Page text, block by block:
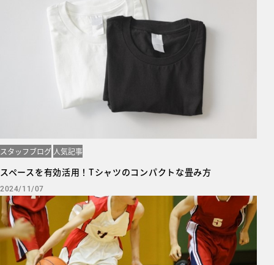
スタッフブログ 人気記事
スペースを有効活用！Tシャツのコンパクトな畳み方
2024/11/07